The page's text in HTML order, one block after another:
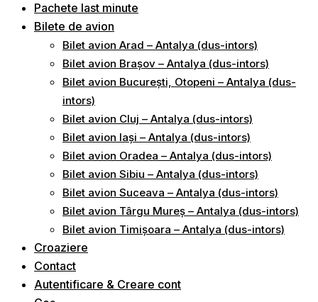
Pachete last minute
Bilete de avion
Bilet avion Arad – Antalya (dus-intors)
Bilet avion Brașov – Antalya (dus-intors)
Bilet avion București, Otopeni – Antalya (dus-
intors)
Bilet avion Cluj – Antalya (dus-intors)
Bilet avion Iași – Antalya (dus-intors)
Bilet avion Oradea – Antalya (dus-intors)
Bilet avion Sibiu – Antalya (dus-intors)
Bilet avion Suceava – Antalya (dus-intors)
Bilet avion Târgu Mureș – Antalya (dus-intors)
Bilet avion Timișoara – Antalya (dus-intors)
Croaziere
Contact
Autentificare & Creare cont